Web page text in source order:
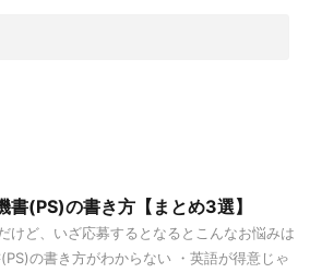
書(PS)の書き方【まとめ3選】
けど、いざ応募するとなるとこんなお悩みは
の書き方がわからない ・英語が得意じゃ